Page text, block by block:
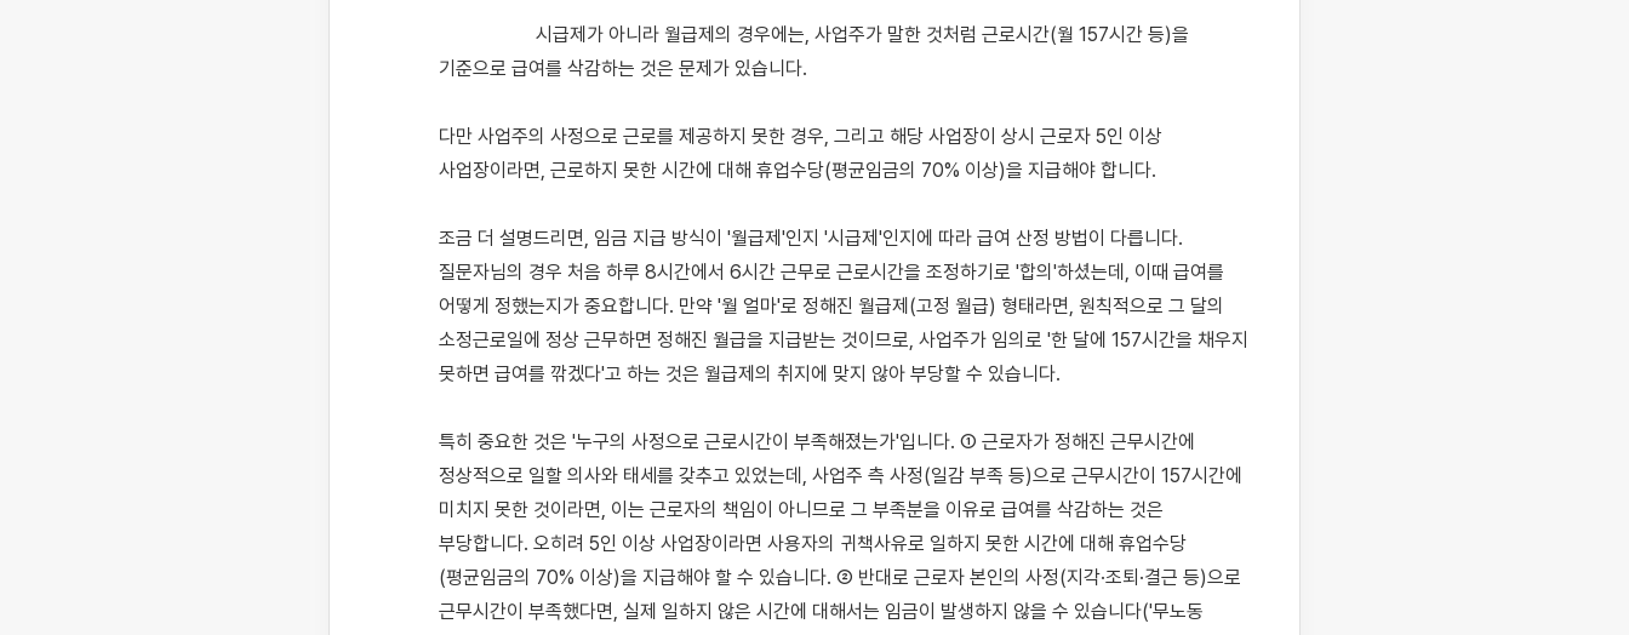
기준으로 급여를 삭감하는 것은 문제가 있습니다.
다만 사업주의 사정으로 근로를 제공하지 못한 경우, 그리고 해당 사업장이 상시 근로자 5인 이상
사업장이라면, 근로하지 못한 시간에 대해 휴업수당(평균임금의 70% 이상)을 지급해야 합니다.
조금 더 설명드리면, 임금 지급 방식이 '월급제'인지 '시급제'인지에 따라 급여 산정 방법이 다릅니다.
질문자님의 경우 처음 하루 8시간에서 6시간 근무로 근로시간을 조정하기로 '합의'하셨는데, 이때 급여를
어떻게 정했는지가 중요합니다. 만약 '월 얼마'로 정해진 월급제(고정 월급) 형태라면, 원칙적으로 그 달의
소정근로일에 정상 근무하면 정해진 월급을 지급받는 것이므로, 사업주가 임의로 '한 달에 157시간을 채우지
못하면 급여를 깎겠다'고 하는 것은 월급제의 취지에 맞지 않아 부당할 수 있습니다.
특히 중요한 것은 '누구의 사정으로 근로시간이 부족해졌는가'입니다. ① 근로자가 정해진 근무시간에
정상적으로 일할 의사와 태세를 갖추고 있었는데, 사업주 측 사정(일감 부족 등)으로 근무시간이 157시간에
미치지 못한 것이라면, 이는 근로자의 책임이 아니므로 그 부족분을 이유로 급여를 삭감하는 것은
부당합니다. 오히려 5인 이상 사업장이라면 사용자의 귀책사유로 일하지 못한 시간에 대해 휴업수당
(평균임금의 70% 이상)을 지급해야 할 수 있습니다. ② 반대로 근로자 본인의 사정(지각·조퇴·결근 등)으로
근무시간이 부족했다면, 실제 일하지 않은 시간에 대해서는 임금이 발생하지 않을 수 있습니다('무노동